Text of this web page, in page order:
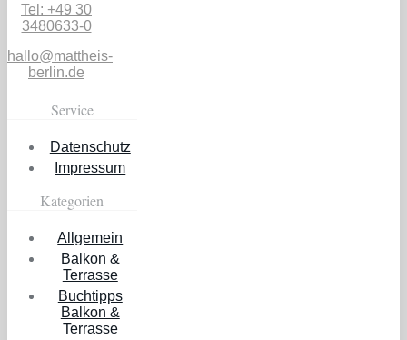
Tel: +49 30
3480633-0
hallo@mattheis-
berlin.de
Service
Datenschutz
Impressum
Kategorien
Allgemein
Balkon &
Terrasse
Buchtipps
Balkon &
Terrasse